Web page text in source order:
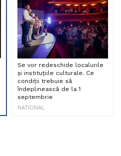
Se vor redeschide localurile
și instituțiile culturale. Ce
condiții trebuie să
îndeplinească de la 1
septembrie
NATIONAL